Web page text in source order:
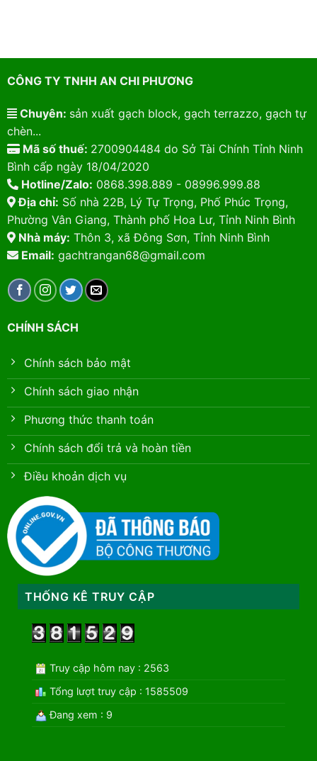
CÔNG TY TNHH AN CHI PHƯƠNG
Chuyên: sản xuất gạch block, gạch terrazzo, gạch tự
chèn...
Mã số thuế: 2700904484 do Sở Tài Chính Tỉnh Ninh
Bình cấp ngày 18/04/2020
Hotline/Zalo: 0868.398.889 - 08996.999.88
Địa chỉ: Số nhà 22B, Lý Tự Trọng, Phố Phúc Trọng,
Phường Vân Giang, Thành phố Hoa Lư, Tỉnh Ninh Bình
Nhà máy: Thôn 3, xã Đông Sơn, Tỉnh Ninh Bình
Email: gachtrangan68@gmail.com
CHÍNH SÁCH
Chính sách bảo mật
Chính sách giao nhận
Phương thức thanh toán
Chính sách đổi trả và hoàn tiền
Điều khoản dịch vụ
THỐNG KÊ TRUY CẬP
Truy cập hôm nay : 2563
Tổng lượt truy cập : 1585509
Đang xem : 9